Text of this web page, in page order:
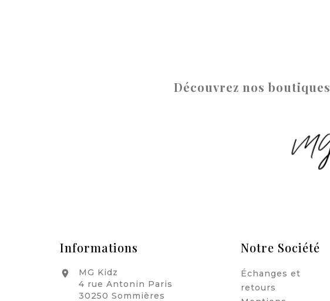
Découvrez nos
Informations

MG Kidz
4 rue Antonin Paris
30250 Sommières
Notre Société
Échanges et
retours